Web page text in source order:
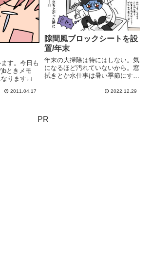
す。今日も
ときメモ
ります↓↓
2011.04.17
隙間風ブロックシートを設
置/年末
年末の大掃除は特にはしない。気
になるほど汚れていないから。窓
拭きとか水仕事は暑い季節にす
はする。冬用の模様替え。昨年、
良かった。【2021冬】ニトム
ズ...
2022.12.29
PR